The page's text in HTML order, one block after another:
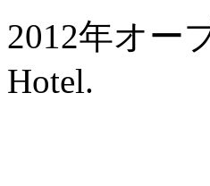
2012年オー
Hotel.